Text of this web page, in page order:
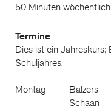
50 Minuten
Termine
Dies ist ein Jahreskurs;
Schuljahres.
Montag Balzers
Schaan